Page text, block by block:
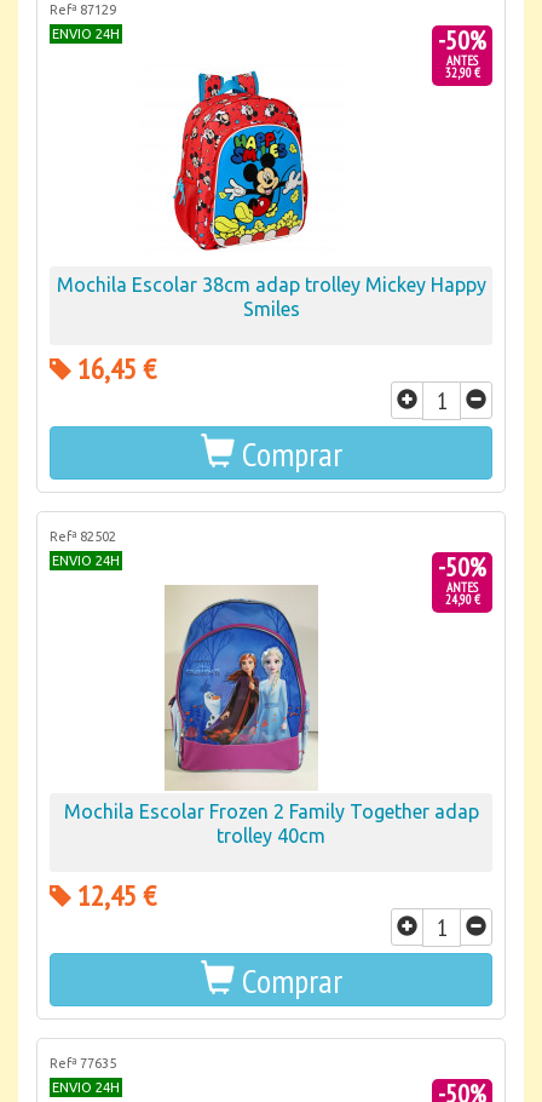
Refª 87129
ENVIO 24H
-50%
ANTES
32,90 €
Mochila Escolar 38cm adap trolley Mickey Happy
Smiles
16,45 €
Comprar
Refª 82502
ENVIO 24H
-50%
ANTES
24,90 €
Mochila Escolar Frozen 2 Family Together adap
trolley 40cm
12,45 €
Comprar
Refª 77635
ENVIO 24H
-50%